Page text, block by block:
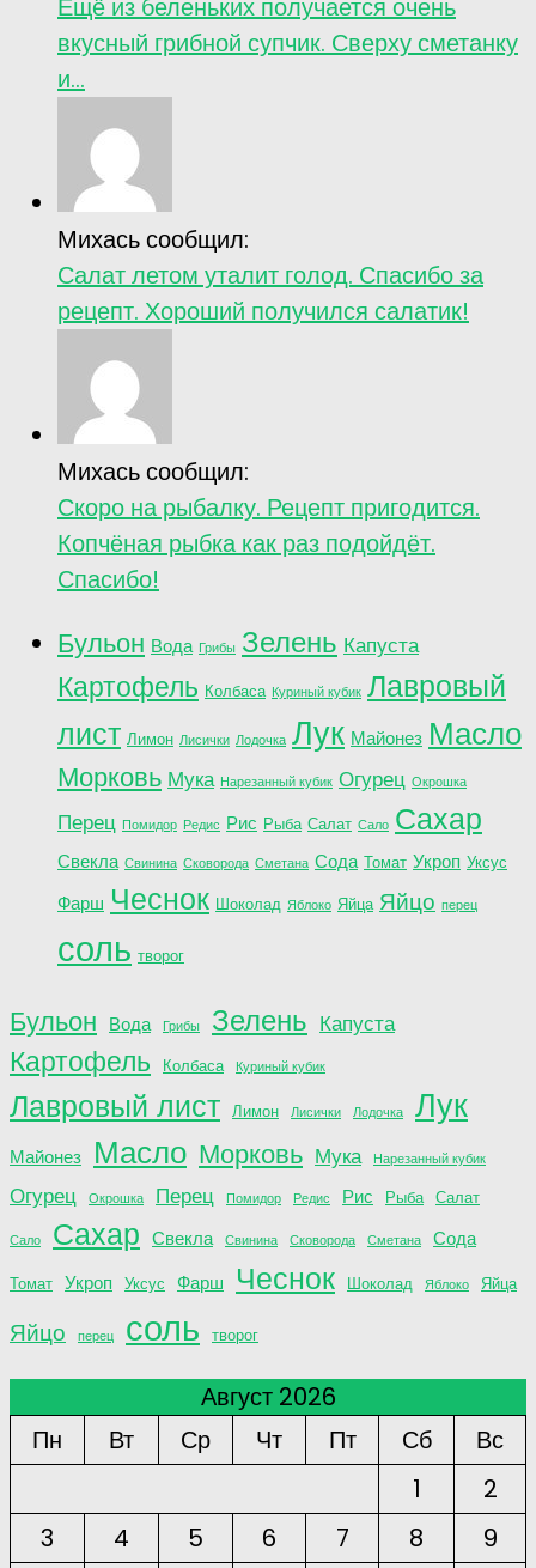
Ещё из беленьких получается очень
вкусный грибной супчик. Сверху сметанку
и...
Михась сообщил:
Салат летом уталит голод. Спасибо за
рецепт. Хороший получился салатик!
Михась сообщил:
Скоро на рыбалку. Рецепт пригодится.
Копчёная рыбка как раз подойдёт.
Спасибо!
Бульон Вода Грибы Зелень Капуста
Картофель Колбаса Куриный кубик Лавровый
лист Лимон Лисички Лодочка Лук Майонез Масло
Морковь Мука Нарезанный кубик Огурец Окрошка
Перец Помидор Редис Рис Рыба Салат Сало Сахар
Свекла Свинина Сковорода Сметана Сода Томат Укроп Уксус
Фарш Чеснок Шоколад Яблоко Яйца Яйцо перец
соль творог
Бульон Вода Грибы Зелень Капуста
Картофель Колбаса Куриный кубик
Лавровый лист Лимон Лисички Лодочка Лук
Майонез Масло Морковь Мука Нарезанный кубик
Огурец Окрошка Перец Помидор Редис Рис Рыба Салат
Сало Сахар Свекла Свинина Сковорода Сметана Сода
Томат Укроп Уксус Фарш Чеснок Шоколад Яблоко Яйца
Яйцо перец соль творог
Август 2026
Пн
Вт Ср Чт Пт Сб
Вс
1
2
3
4 5 6 7 8
9